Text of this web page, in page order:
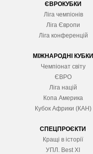
ЄВРОКУБКИ
Ліга чемпіонів
Ліга Європи
Ліга конференцій
МІЖНАРОДНІ КУБКИ
Чемпіонат світу
ЄВРО
Ліга націй
Копа Америка
Кубок Африки (КАН)
СПЕЦПРОЄКТИ
Кращі в історії
УПЛ. Best XІ